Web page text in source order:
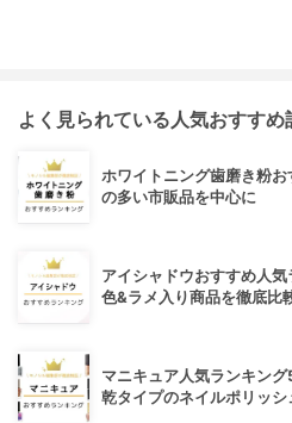
よく見られている人気おすすめ
ホワイトニング歯磨き粉
の多い市販品を中心に
アイシャドウおすすめ人
色&ラメ入り商品を徹底比
マニキュア人気ランキン
乾タイプのネイルポリッシ